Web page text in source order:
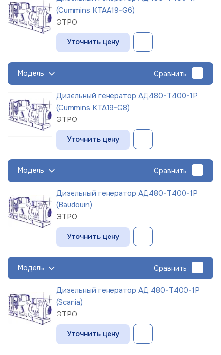
(Cummins KTAA19-G6)
ЭТРО
Уточнить цену
Модель Сравнить
Дизельный генератор АД480-Т400-1Р
(Cummins KTA19-G8)
ЭТРО
Уточнить цену
Модель Сравнить
Дизельный генератор АД480-Т400-1Р
(Baudouin)
ЭТРО
Уточнить цену
Модель Сравнить
Дизельный генератор АД 480-Т400-1Р
(Scania)
ЭТРО
Уточнить цену